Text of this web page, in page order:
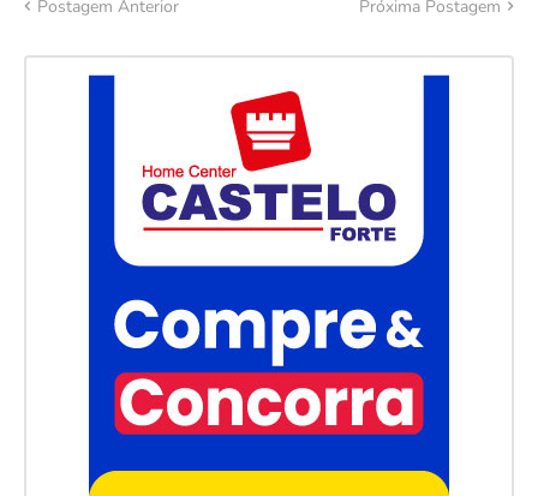
Postagem Anterior Próxima Postagem